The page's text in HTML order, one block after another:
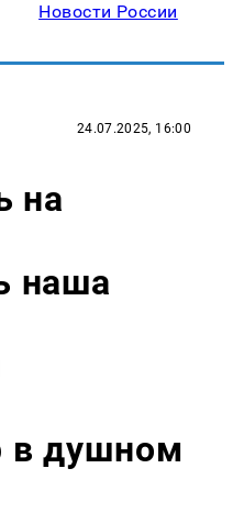
Новости России
24.07.2025, 16:00
на
наша
в душном